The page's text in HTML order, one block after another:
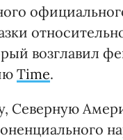
возглавил
Time.
Северную